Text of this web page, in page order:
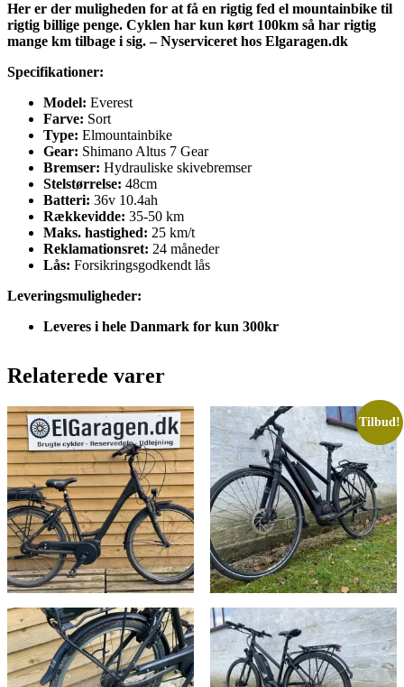
Her er der muligheden for at få en rigtig fed el mountainbike til
rigtig billige penge. Cyklen har kun kørt 100km så har rigtig
mange km tilbage i sig. – Nyserviceret hos Elgaragen.dk
Specifikationer:
Model: Everest
Farve: Sort
Type: Elmountainbike
Gear: Shimano Altus 7 Gear
Bremser: Hydrauliske skivebremser
Stelstørrelse: 48cm
Batteri: 36v 10.4ah
Rækkevidde: 35-50 km
Maks. hastighed: 25 km/t
Reklamationsret: 24 måneder
Lås: Forsikringsgodkendt lås
Leveringsmuligheder:
Leveres i hele Danmark for kun 300kr
Relaterede varer
Tilbud!